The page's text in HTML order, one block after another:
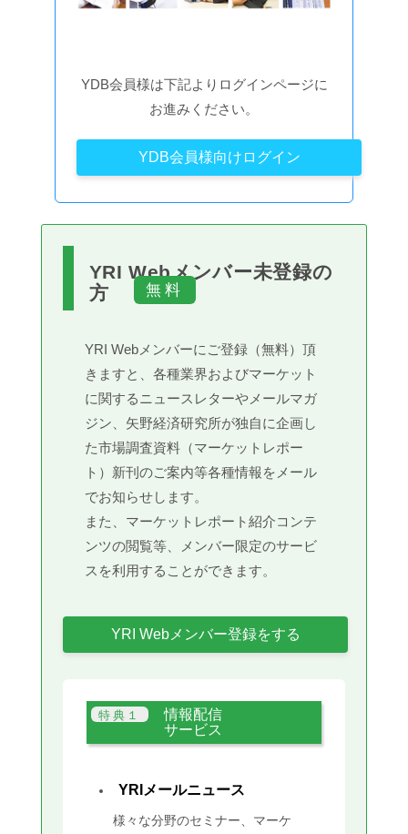
YDB会員様は下記よりログインページに
お進みください。
YDB会員様向けログイン
YRI Webメンバー未登録の
方
YRI Webメンバーにご登録（無料）頂
きますと、各種業界およびマーケット
に関するニュースレターやメールマガ
ジン、矢野経済研究所が独自に企画し
た市場調査資料（マーケットレポー
ト）新刊のご案内等各種情報をメール
でお知らせします。
また、マーケットレポート紹介コンテ
ンツの閲覧等、メンバー限定のサービ
スを利用することができます。
YRI Webメンバー登録をする
情報配信
サービス
YRIメールニュース
様々な分野のセミナー、マーケ